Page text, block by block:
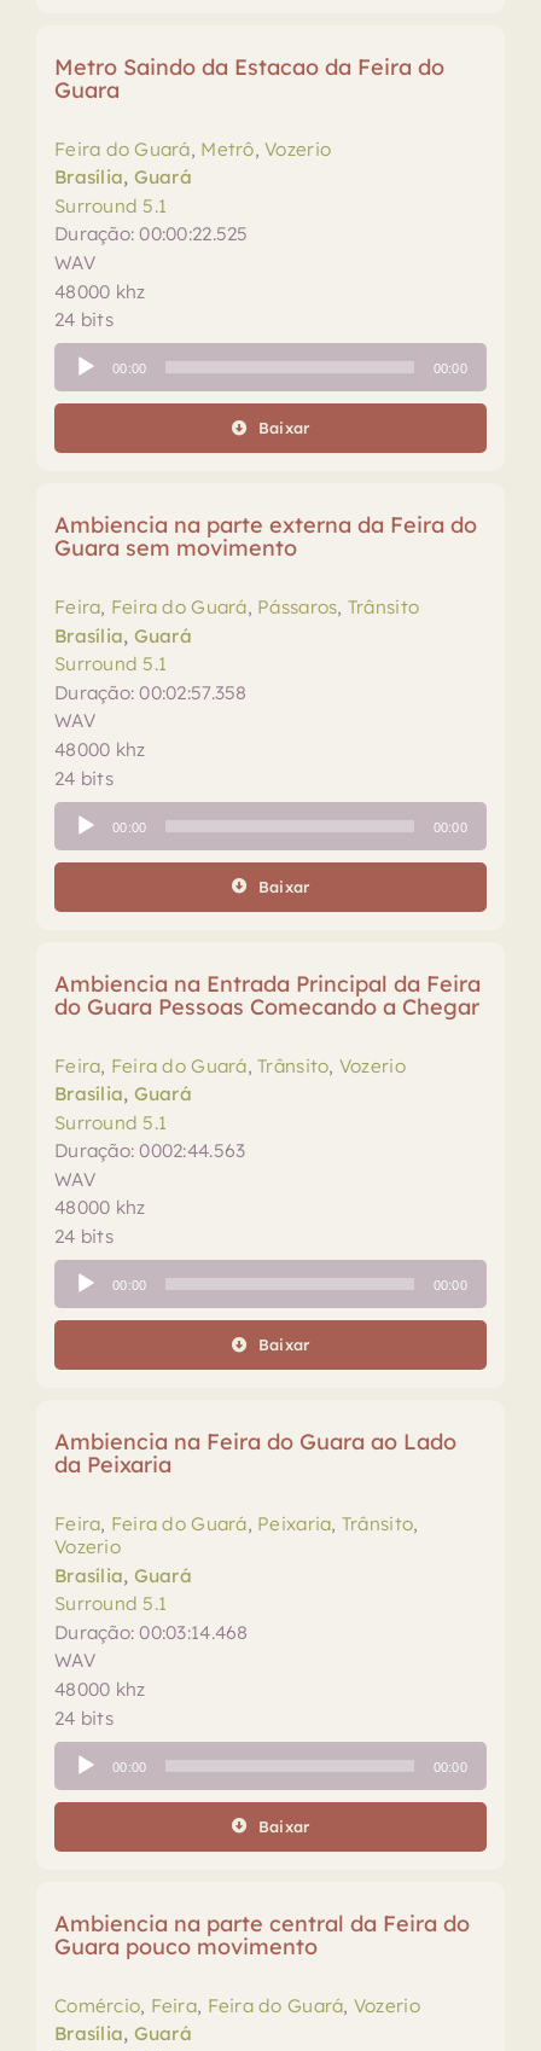
Metro Saindo da Estacao da Feira do
Guara
Feira do Guará, Metrô,Vozerio
Brasília, Guará
Surround 5.1
Duração: 00:00:22.525
WAV
48000 khz
24 bits
Tocador
de
áudio
00:00 00:00
Baixar
Ambiencia na parte externa da Feira do
Guara sem movimento
Feira, Feira do Guará, Pássaros, Trânsito
Brasília, Guará
Surround 5.1
Duração: 00:02:57.358
WAV
48000 khz
24 bits
Tocador
de
áudio
00:00 00:00
Baixar
Ambiencia na Entrada Principal da Feira
do Guara Pessoas Comecando a Chegar
Feira, Feira do Guará,Trânsito, Vozerio
Brasília, Guará
Surround 5.1
Duração: 0002:44.563
WAV
48000 khz
24 bits
Tocador
de
áudio
00:00 00:00
Baixar
Ambiencia na Feira do Guara ao Lado
da Peixaria
Feira, Feira do Guará, Peixaria, Trânsito,
Vozerio
Brasília, Guará
Surround 5.1
Duração: 00:03:14.468
WAV
48000 khz
24 bits
Tocador
de
áudio
00:00 00:00
Baixar
Ambiencia na parte central da Feira do
Guara pouco movimento
Comércio, Feira, Feira do Guará, Vozerio
Brasília, Guará